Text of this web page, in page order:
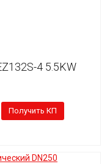
4 5.5KW
Получить КП